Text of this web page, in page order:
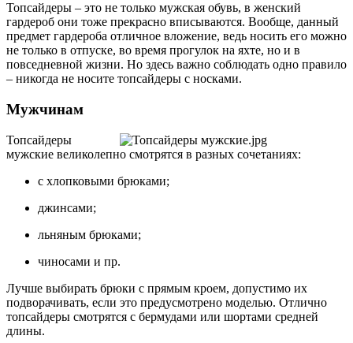
Топсайдеры – это не только мужская обувь, в женский
гардероб они тоже прекрасно вписываются. Вообще, данный
предмет гардероба отличное вложение, ведь носить его можно
не только в отпуске, во время прогулок на яхте, но и в
повседневной жизни. Но здесь важно соблюдать одно правило
– никогда не носите топсайдеры с носками.
Мужчинам
Топсайдеры
мужские великолепно смотрятся в разных сочетаниях:
с хлопковыми брюками;
джинсами;
льняным брюками;
чиносами и пр.
Лучше выбирать брюки с прямым кроем, допустимо их
подворачивать, если это предусмотрено моделью. Отлично
топсайдеры смотрятся с бермудами или шортами средней
длины.